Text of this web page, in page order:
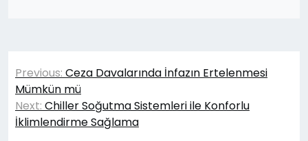
Yazı
gezinmesi
Previous: Ceza Davalarında İnfazın Ertelenmesi
Mümkün mü
Next: Chiller Soğutma Sistemleri ile Konforlu
İklimlendirme Sağlama